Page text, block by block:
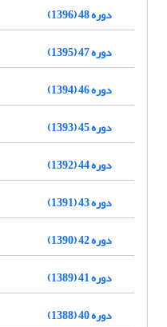
دوره 48 (1396)
دوره 47 (1395)
دوره 46 (1394)
دوره 45 (1393)
دوره 44 (1392)
دوره 43 (1391)
دوره 42 (1390)
دوره 41 (1389)
دوره 40 (1388)